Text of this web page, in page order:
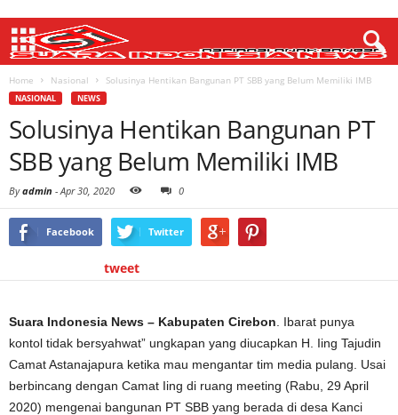
Home Nasional Solusinya Hentikan Bangunan PT SBB yang Belum Memiliki IMB
NASIONAL NEWS
Solusinya Hentikan Bangunan PT
SBB yang Belum Memiliki IMB
Byadmin - Apr 30, 2020 0
Facebook Twitter
tweet
Suara Indonesia News – Kabupaten Cirebon . Ibarat punya
kontol tidak bersyahwat” ungkapan yang diucapkan H. Iing Tajudin
Camat Astanajapura ketika mau mengantar tim media pulang. Usai
berbincang dengan Camat Iing di ruang meeting (Rabu, 29 April
2020) mengenai bangunan PT SBB yang berada di desa Kanci